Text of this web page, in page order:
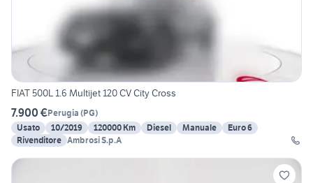
FIAT 500L 1.6 Multijet 120 CV City Cross
7.900 €Perugia (PG)
Usato
10/2019 120000 Km Diesel Manuale
Euro 6
Rivenditore Ambrosi S.p.A